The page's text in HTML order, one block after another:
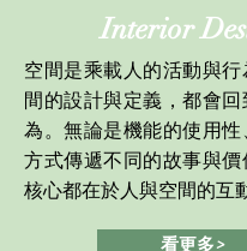
Interior
空間是乘載人的活動與
間的設計與定義，都會
為。無論是機能的使用性
方式傳遞不同的故事與價
核心都在於人與空間的互
看更多>